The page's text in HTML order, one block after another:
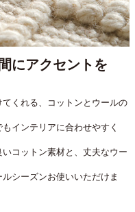
にアクセントを
くれる、コットンとウールの
インテリアに合わせやすく
コットン素材と、丈夫なウー
シーズンお使いいただけま